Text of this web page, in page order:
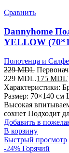
Сравнить
Dannyhome
YELLOW
Полотенца и
229MDL
229 MDL.175 MDL
Характеристики:
Размер: 70×140 см
Высокая
сохнет Подходит
Добавить в
В корзину
Быстрый просмотр
-24% Горячий